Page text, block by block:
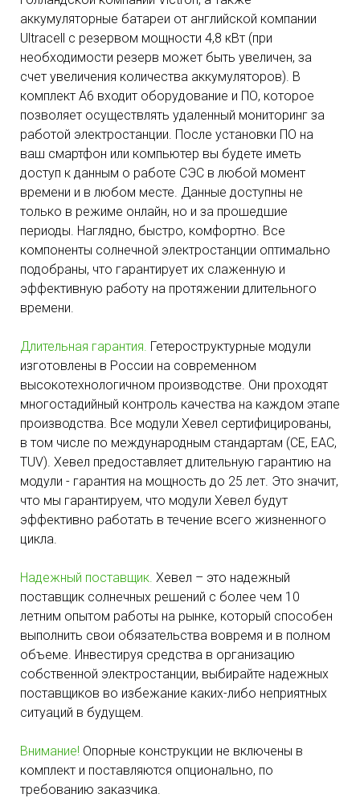
аккумуляторные батареи от английской компании
Ultracell с резервом мощности 4,8 кВт (при
необходимости резерв может быть увеличен, за
счет увеличения количества аккумуляторов). В
комплект А6 входит оборудование и ПО, которое
позволяет осуществлять удаленный мониторинг за
работой электростанции. После установки ПО на
ваш смартфон или компьютер вы будете иметь
доступ к данным о работе СЭС в любой момент
времени и в любом месте. Данные доступны не
только в режиме онлайн, но и за прошедшие
периоды. Наглядно, быстро, комфортно. Все
компоненты солнечной электростанции оптимально
подобраны, что гарантирует их слаженную и
эффективную работу на протяжении длительного
времени.
Длительная гарантия. Гетероструктурные модули
изготовлены в России на современном
высокотехнологичном производстве. Они проходят
многостадийный контроль качества на каждом этапе
производства. Все модули Хевел сертифицированы,
в том числе по международным стандартам (CE, EAC,
TUV). Хевел предоставляет длительную гарантию на
модули - гарантия на мощность до 25 лет. Это значит,
что мы гарантируем, что модули Хевел будут
эффективно работать в течение всего жизненного
цикла.
Надежный поставщик. Хевел – это надежный
поставщик солнечных решений с более чем 10
летним опытом работы на рынке, который способен
выполнить свои обязательства вовремя и в полном
объеме. Инвестируя средства в организацию
собственной электростанции, выбирайте надежных
поставщиков во избежание каких-либо неприятных
ситуаций в будущем.
Внимание! Опорные конструкции не включены в
комплект и поставляются опционально, по
требованию заказчика.